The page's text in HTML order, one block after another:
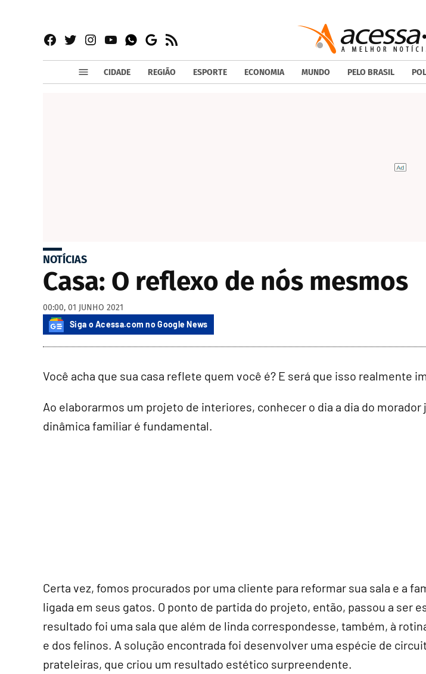
Facebook
TwitterInstagram
YouTubeWhatsapp
Google
News
RSS
CIDADE REGIÃO ESPORTE ECONOMIA MUNDO PELO BRASIL
NOTÍCIAS
Casa: O reflexo de nós mesmos
00:00, 01 JUNHO 2021
Siga o Acessa.com no Google News
Você acha que sua casa reflete quem você é? E será que isso realmente
Ao elaborarmos um projeto de interiores, conhecer o dia a dia do morador
dinâmica familiar é fundamental.
Certa vez, fomos procurados por uma cliente para reformar sua sala e a
ligada em seus gatos. O ponto de partida do projeto, então, passou a ser
resultado foi uma sala que além de linda correspondesse, também, à
e dos felinos. A solução encontrada foi desenvolver uma espécie de
prateleiras, que criou um resultado estético surpreendente.